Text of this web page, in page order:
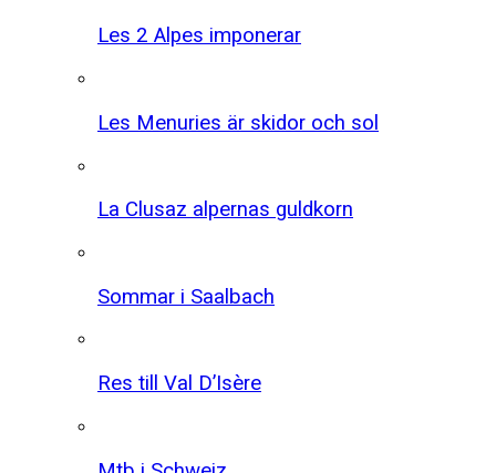
Les 2 Alpes imponerar
Les Menuries är skidor och sol
La Clusaz alpernas guldkorn
Sommar i Saalbach
Res till Val D’Isère